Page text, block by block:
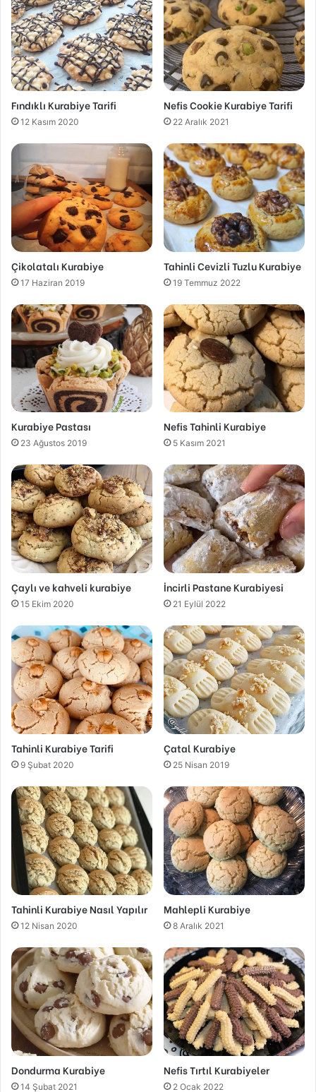
Fındıklı Kurabiye Tarifi
12 Kasım 2020
Nefis Cookie Kurabiye Tarifi
22 Aralık 2021
Çikolatalı Kurabiye
17 Haziran 2019
Tahinli Cevizli Tuzlu Kurabiye
19 Temmuz 2022
Kurabiye Pastası
23 Ağustos 2019
Nefis Tahinli Kurabiye
5 Kasım 2021
Çaylı ve kahveli kurabiye
15 Ekim 2020
İncirli Pastane Kurabiyesi
21 Eylül 2022
Tahinli Kurabiye Tarifi
9 Şubat 2020
Çatal Kurabiye
25 Nisan 2019
Tahinli Kurabiye Nasıl Yapılır
12 Nisan 2020
Mahlepli Kurabiye
8 Aralık 2021
Dondurma Kurabiye
14 Şubat 2021
Nefis Tırtıl Kurabiyeler
2 Ocak 2022